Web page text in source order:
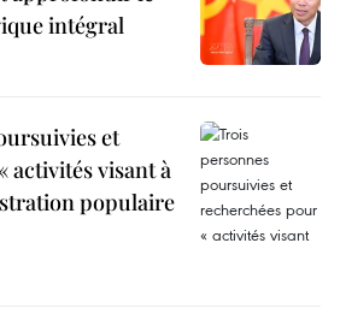
intégral
et
activités visant à
populaire